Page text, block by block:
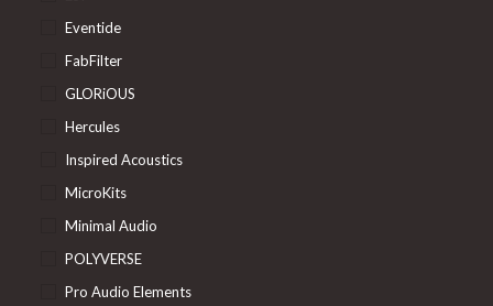
Eventide
FabFilter
GLORiOUS
Hercules
Inspired Acoustics
MicroKits
Minimal Audio
POLYVERSE
Pro Audio Elements